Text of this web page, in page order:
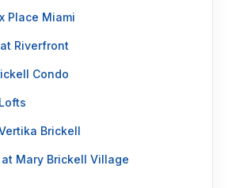
Place Miami
Riverfront
Condo
Brickell
Mary Brickell Village